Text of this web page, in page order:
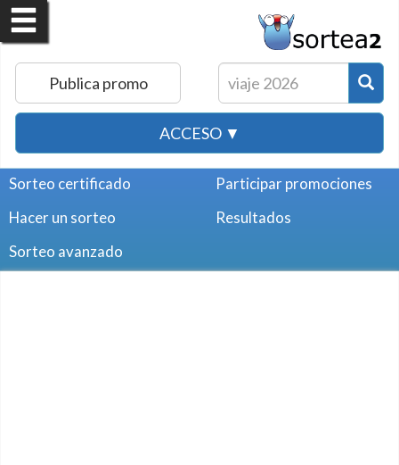
Publica promo
ACCESO ▼
Sorteo certificado
Hacer un sorteo
Sorteo avanzado
Participar promociones
Resultados